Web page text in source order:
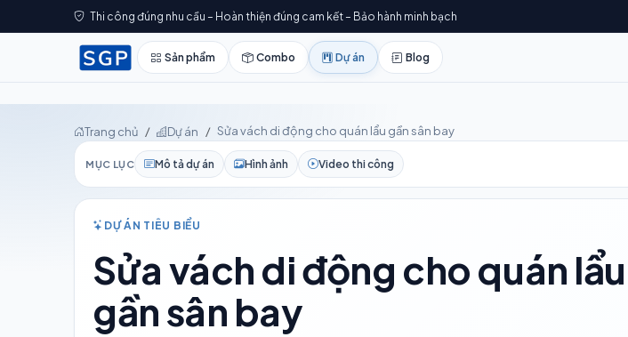
Thi công đúng nhu cầu – Hoàn thiện đúng cam kết – Bảo hành minh bạch
Sản phẩm Combo Dự án Blog
Trang chủ Dự án Sửa vách di động cho quán lẩu gần sân bay
MỤC LỤC Mô tả dự án Hình ảnh Video thi công
DỰ ÁN TIÊU BIỂU
Sửa vách di động cho quán lẩu
gần sân bay